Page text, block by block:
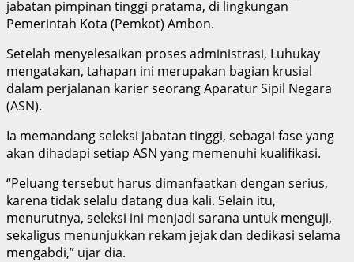
jabatan pimpinan tinggi pratama, di lingkungan
Pemerintah Kota (Pemkot) Ambon.
Setelah menyelesaikan proses administrasi, Luhukay
mengatakan, tahapan ini merupakan bagian krusial
dalam perjalanan karier seorang Aparatur Sipil Negara
(ASN).
Ia memandang seleksi jabatan tinggi, sebagai fase yang
akan dihadapi setiap ASN yang memenuhi kualifikasi.
“Peluang tersebut harus dimanfaatkan dengan serius,
karena tidak selalu datang dua kali. Selain itu,
menurutnya, seleksi ini menjadi sarana untuk menguji,
sekaligus menunjukkan rekam jejak dan dedikasi selama
mengabdi,” ujar dia.